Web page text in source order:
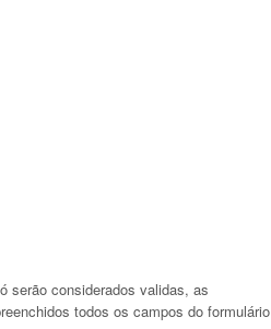
serão considerados validas, as
todos os campos do formulário